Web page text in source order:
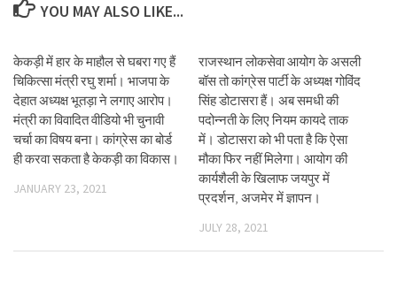
YOU MAY ALSO LIKE...
केकड़ी में हार के माहौल से घबरा गए हैं
चिकित्सा मंत्री रघु शर्मा। भाजपा के
देहात अध्यक्ष भूतड़ा ने लगाए आरोप।
मंत्री का विवादित वीडियो भी चुनावी
चर्चा का विषय बना। कांग्रेस का बोर्ड
ही करवा सकता है केकड़ी का विकास।
JANUARY 23, 2021
राजस्थान लोकसेवा आयोग के असली
बॉस तो कांग्रेस पार्टी के अध्यक्ष गोविंद
सिंह डोटासरा हैं। अब समधी की
पदोन्नती के लिए नियम कायदे ताक
में। डोटासरा को भी पता है कि ऐसा
मौका फिर नहीं मिलेगा। आयोग की
कार्यशैली के खिलाफ जयपुर में
प्रदर्शन, अजमेर में ज्ञापन।
JULY 28, 2021